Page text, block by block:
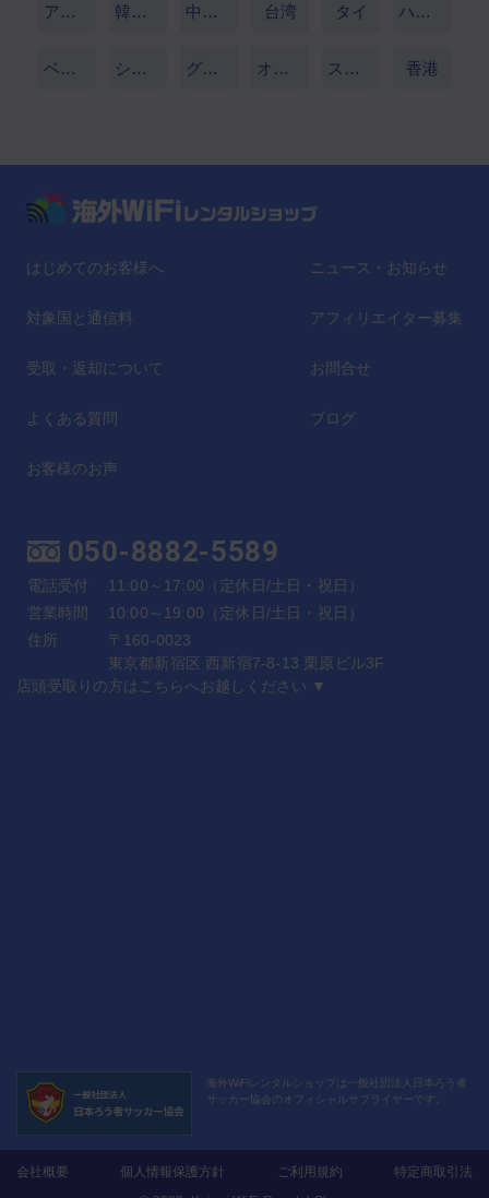
アメリカ 韓国（大韓民国） 中国（中華人民共和国） 台湾 タイ ハワイ
ベトナム シンガポール グアム オーストラリア スペイン 香港
はじめてのお客様へ
対象国と通信料
受取・返却について
よくある質問
お客様のお声
ニュース・お知らせ
アフィリエイター募集
お問合せ
ブログ
050-8882-5589
電話受付
11:00～17:00（定休日/土日・祝日）
営業時間
10:00～19:00（定休日/土日・祝日）
住所
〒160-0023
東京都新宿区 西新宿7-8-13 栗原ビル3F
店頭受取りの方はこちらへお越しください ▼
海外WiFiレンタルショップは
一般社団法人日本ろう者
サッカー協会のオフィシャルサプライヤーです。
会社概要 個人情報保護方針 ご利用規約
特定商取引法